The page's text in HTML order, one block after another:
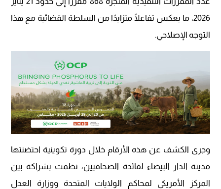
2026، ما يعكس تفاعلًا متزايدًا من السلطة القضائية مع هذا
التوجه الإصلاحي.
وجرى الكشف عن هذه الأرقام خلال دورة تكوينية احتضنتها
مدينة الدار البيضاء لفائدة الصحافيين، نظمت بشراكة بين
المركز الأمريكي لمحاكم الولايات المتحدة ووزارة العدل